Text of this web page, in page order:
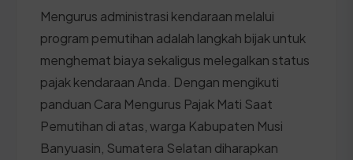
Mengurus administrasi kendaraan melalui
program pemutihan adalah langkah bijak untuk
menghemat biaya sekaligus melegalkan status
pajak kendaraan Anda. Dengan mengikuti
panduan Cara Mengurus Pajak Mati Saat
Pemutihan di atas, warga Kabupaten Musi
Banyuasin, Sumatera Selatan diharapkan